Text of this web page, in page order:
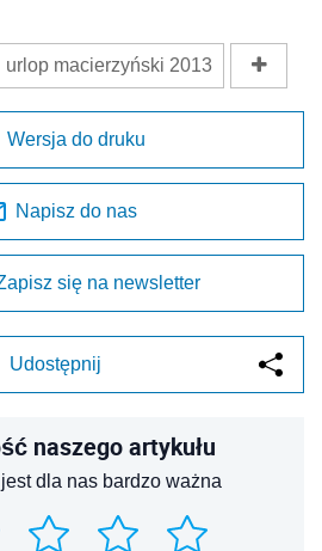
urlop macierzyński 2013
Wersja do druku
Napisz do nas
się na newsletter
Udostępnij
naszego artykułu
dla nas bardzo ważna